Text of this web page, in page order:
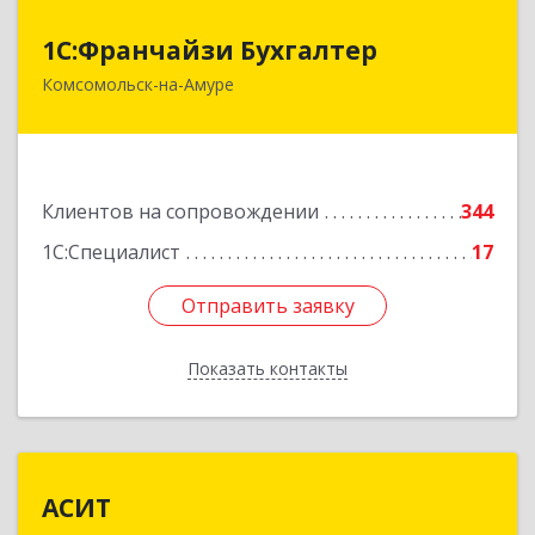
1С:Франчайзи Бухгалтер
Комсомольск-на-Амуре
Клиентов на сопровождении
344
1С:Специалист
17
Отправить заявку
Показать контакты
1С:Франчайзи Бухгалтер
681000, Хабаровский край, Комсомольск-на-
Подробнее
Отправить заявку
Назад
АСИТ